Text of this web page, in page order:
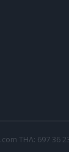
TΗΛ: 697 36